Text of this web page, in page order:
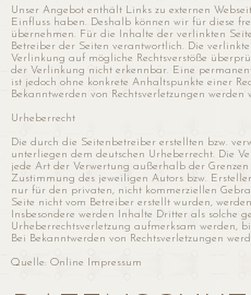
Unser Angebot enthält Links zu externen
Einfluss haben. Deshalb können wir für diese
übernehmen. Für die Inhalte der verlinkten
Betreiber der Seiten verantwortlich. Die
Verlinkung auf mögliche Rechtsverstöße
der Verlinkung nicht erkennbar. Eine
ist jedoch ohne konkrete Anhaltspunkte einer
Bekanntwerden von Rechtsverletzungen
Urheberrecht
Die durch die Seitenbetreiber erstellten bzw.
unterliegen dem deutschen Urheberrecht. Die
jede Art der Verwertung außerhalb der
Zustimmung des jeweiligen Autors bzw.
nur für den privaten, nicht kommerziellen
Seite nicht vom Betreiber erstellt wurden,
Insbesondere werden Inhalte Dritter als solche
Urheberrechtsverletzung aufmerksam werden,
Bei Bekanntwerden von Rechtsverletzungen
Quelle: Online Impressum